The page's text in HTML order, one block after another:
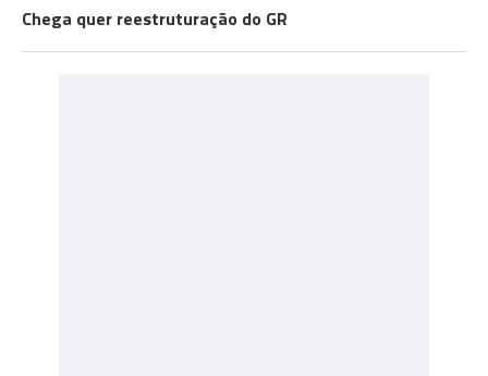
Chega quer reestruturação do GR